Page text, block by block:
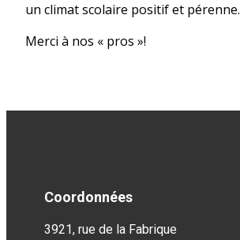
un climat scolaire positif et pérenne.
Merci à nos « pros »!
Coordonnées
3921, rue de la Fabrique